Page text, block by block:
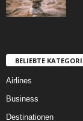
BELIEBTE
Airlines
Business
Destinationen